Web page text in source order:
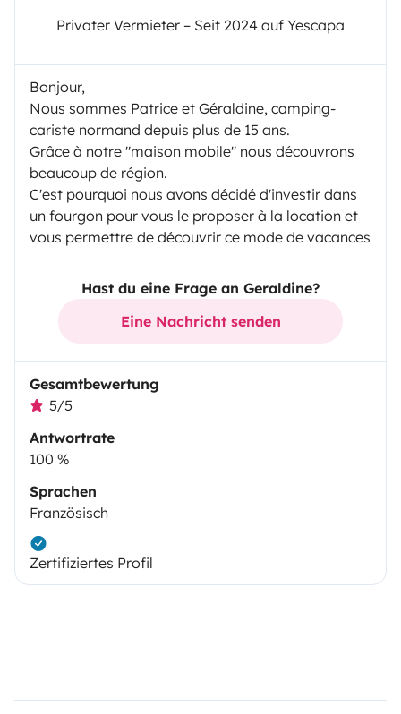
Privater Vermieter – Seit 2024 auf Yescapa
Bonjour,
Nous sommes Patrice et Géraldine, camping-
cariste normand depuis plus de 15 ans.
Grâce à notre "maison mobile" nous découvrons
beaucoup de région.
C'est pourquoi nous avons décidé d'investir dans
un fourgon pour vous le proposer à la location et
vous permettre de découvrir ce mode de vacances
Hast du eine Frage an Geraldine?
Eine Nachricht senden
Gesamtbewertung
5/5
Antwortrate
100 %
Sprachen
Französisch
Zertifiziertes Profil